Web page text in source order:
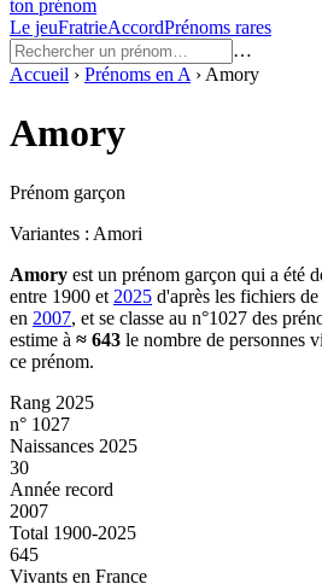
ton prénom
Le jeuFratrieAccordPrénoms rares
…
Accueil › Prénoms en A › Amory
Amory
Prénom garçon
Variantes : Amori
Amory est un prénom garçon qui a été
entre 1900 et 2025 d'après les fichiers
en 2007, et se classe au n°1027 des
estime à ≈ 643 le nombre de personnes
ce prénom.
Rang 2025
n° 1027
Naissances 2025
30
Année record
2007
Total 1900-2025
645
Vivants en France